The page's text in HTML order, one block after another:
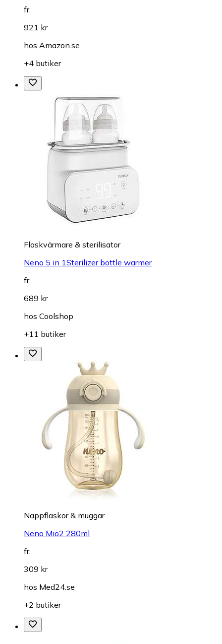
fr.
921 kr
hos Amazon.se
+4 butiker
Flaskvärmare & sterilisator
Neno 5 in 1Sterilizer bottle warmer
fr.
689 kr
hos Coolshop
+11 butiker
Nappflaskor & muggar
Neno Mio2 280ml
fr.
309 kr
hos Med24.se
+2 butiker